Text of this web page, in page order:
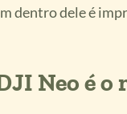
dentro dele é
Neo é